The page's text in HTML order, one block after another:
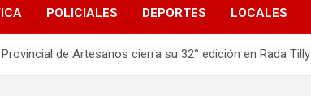
POLICIALES DEPORTES LOCALES
de Artesanos cierra su 32° edición en Rada Tilly